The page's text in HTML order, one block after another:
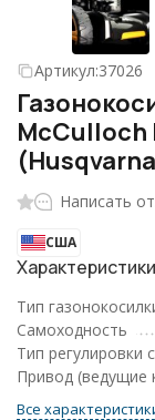
Артикул:37026
McCulloch
Написать
США
Характеристики
Тип
Самоходность
Тип регулировки
Привод (ведущие
Все